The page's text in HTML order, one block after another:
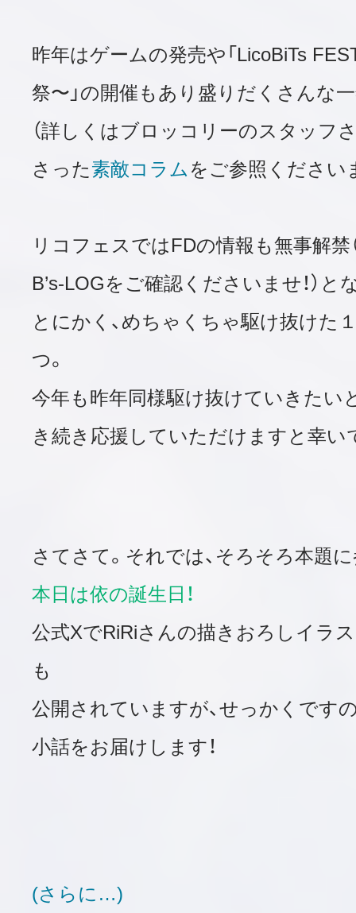
昨年はゲームの発売や「LicoBiTs
祭〜」の開催もあり盛りだくさんな
（詳しくはブロッコリーのスタッフ
さった素敵コラムをご参照くださいま
リコフェスではFDの情報も無事解禁
B’s-LOGをご確認くださいませ！）と
とにかく、めちゃくちゃ駆け抜けた
つ。
今年も昨年同様駆け抜けていきたい
き続き応援していただけますと幸い
さてさて。それでは、そろそろ本題
本日は依の誕生日！
公式XでRiRiさんの描きおろしイラ
も
公開されていますが、せっかくです
小話をお届けします！
(さらに…)